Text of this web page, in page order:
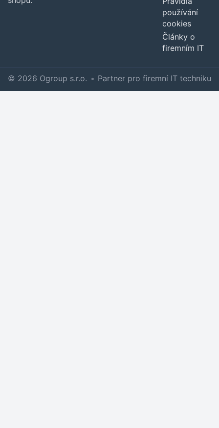
používání
cookies
Články o
firemním IT
© 2026 Ogroup s.r.o. • Partner pro firemní IT techniku